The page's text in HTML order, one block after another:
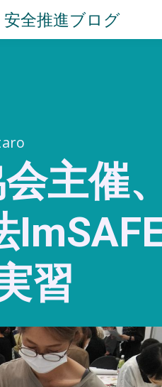
安全推進ブログ
主催
習